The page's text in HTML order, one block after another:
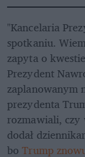
"Kancelaria
spotkaniu.
zapyta o
Prezydent
zaplanowanym
prezydenta
rozmawiali,
dodał
bo Trump